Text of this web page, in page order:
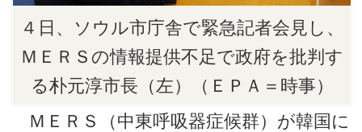
４日、ソウル市庁舎で緊急記者会見し、
ＭＥＲＳの情報提供不足で政府を批判す
る朴元淳市長（左）（ＥＰＡ＝時事）
ＭＥＲＳ（中東呼吸器症候群）が韓国に